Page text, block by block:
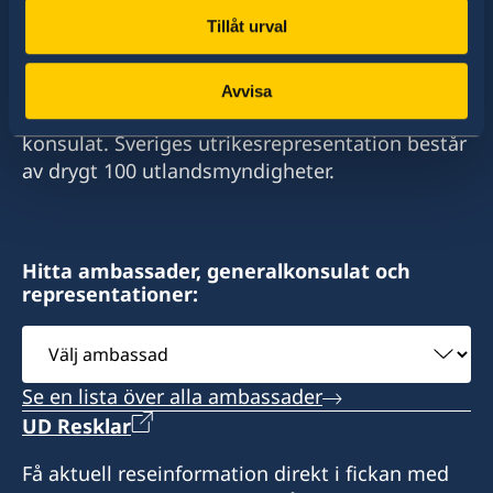
Tillåt urval
Avvisa
Sverige har diplomatiska förbindelser med i
stort sett alla stater i världen. I ungefär hälften
av dessa stater har Sverige ambassader och
konsulat. Sveriges utrikesrepresentation består
av drygt 100 utlandsmyndigheter.
Hitta ambassader, generalkonsulat och
representationer:
ambassad
Se en lista över alla ambassader
UD Resklar
Få aktuell reseinformation direkt i fickan med